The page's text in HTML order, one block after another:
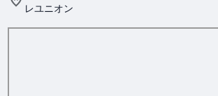
レユニオン